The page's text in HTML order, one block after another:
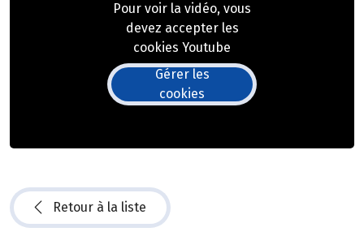
Pour voir la vidéo, vous
devez accepter les
cookies Youtube
Gérer les
cookies
Retour à la liste